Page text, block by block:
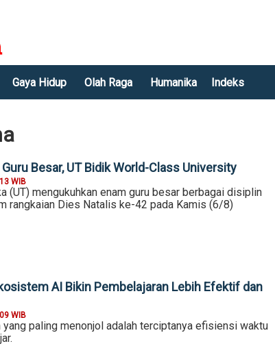
Gaya Hidup Olah Raga Humanika Indeks
Besar, UT Bidik World-Class University
WIB
(UT) mengukuhkan enam guru besar berbagai disiplin
rangkaian Dies Natalis ke-42 pada Kamis (6/8)
AI Bikin Pembelajaran Lebih Efektif dan
WIB
yang paling menonjol adalah terciptanya efisiensi waktu